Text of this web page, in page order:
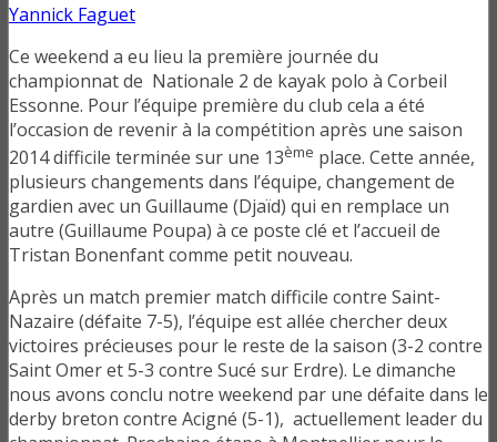
Yannick Faguet
Ce weekend a eu lieu la première journée du
championnat de Nationale 2 de kayak polo à Corbeil
Essonne. Pour l’équipe première du club cela a été
l’occasion de revenir à la compétition après une saison
2014 difficile terminée sur une 13ème place. Cette année,
plusieurs changements dans l’équipe, changement de
gardien avec un Guillaume (Djaïd) qui en remplace un
autre (Guillaume Poupa) à ce poste clé et l’accueil de
Tristan Bonenfant comme petit nouveau.
Après un match premier match difficile contre Saint-
Nazaire (défaite 7-5), l’équipe est allée chercher deux
victoires précieuses pour le reste de la saison (3-2 contre
Saint Omer et 5-3 contre Sucé sur Erdre). Le dimanche
nous avons conclu notre weekend par une défaite dans le
derby breton contre Acigné (5-1), actuellement leader du